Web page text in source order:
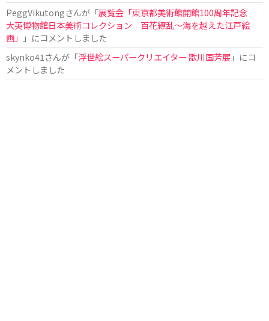
PeggVikutongさんが「展覧会「東京都美術館開館100周年記念
大英博物館日本美術コレクション 百花繚乱〜海を越えた江戸絵
画」
」にコメントしました
skynko41 さんが「浮世絵スーパークリエイター 歌川国芳展 」にコ
メントしました